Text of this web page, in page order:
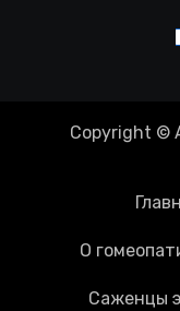
Copyright ©
О
Саженцы